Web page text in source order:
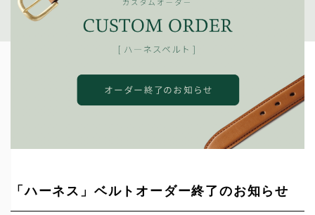
「ハーネス」ベルトオーダー終了のお知らせ